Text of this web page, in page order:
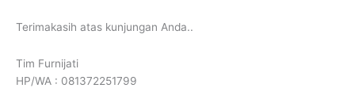
Terimakasih atas kunjungan Anda..
Tim Furnijati
HP/WA : 081372251799